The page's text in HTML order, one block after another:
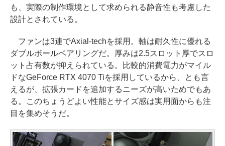
も、実際の制作環境として求められる静音性も考慮した
設計とされている。
ファンは3連でAxial-techを採用。軸は耐久性に優れる
ダブルボールベアリングだ。厚みは2.5スロット厚でスロ
ット占有数が抑えられている。比較的消費電力がマイル
ドなGeForce RTX 4070 Tiを採用しているから、とも言
えるが、拡張カードを追加するニーズが高いためでもあ
る。このちょうどよい性能とサイズ感は実用面からも注
目を集めそうだ。